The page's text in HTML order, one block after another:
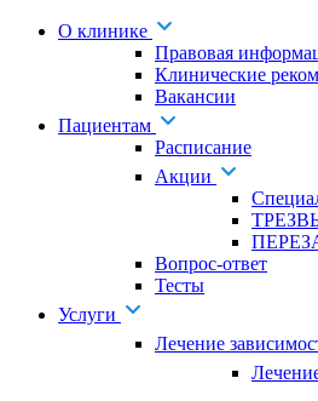
О клинике
Правовая
Клинические
Вакансии
Пациентам
Расписание
Акции
Вопрос-ответ
Тесты
Услуги
Лечение